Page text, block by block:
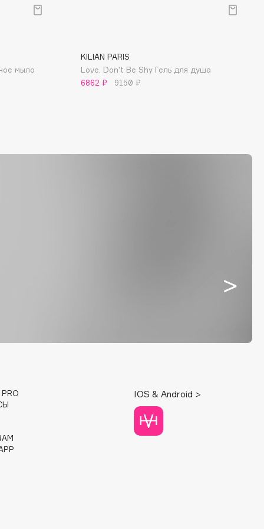
мыло
KILIAN PARIS
Love, Don't Be Shy Гель для душа
6862 ₽
9150 ₽
PRO
IOS & Android >